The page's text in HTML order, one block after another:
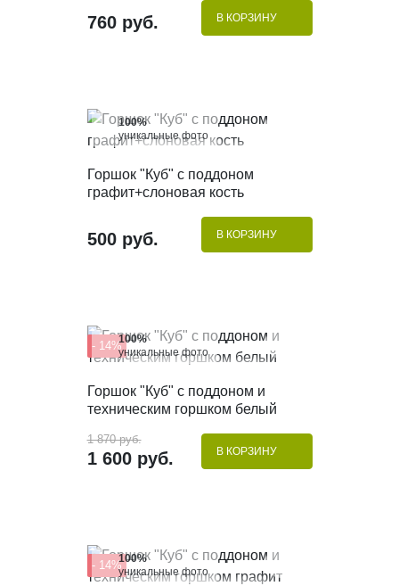
760 руб. В КОРЗИНУ
100%
уникальные фото
КУПИТЬ В 1 КЛИК
Горшок "Куб" с поддоном
графит+слоновая кость
500 руб. В КОРЗИНУ
- 14%100%
уникальные фото
КУПИТЬ В 1 КЛИК
Горшок "Куб" с поддоном и
техническим горшком белый
1 870 руб.
1 600 руб. В КОРЗИНУ
- 14%100%
уникальные фото